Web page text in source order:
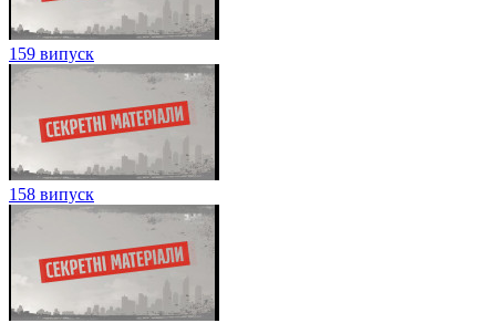
159 випуск
158 випуск